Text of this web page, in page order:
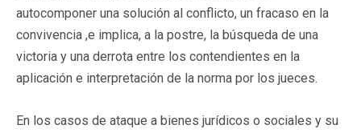
autocomponer una solución al conflicto, un fracaso en la
convivencia ,e implica, a la postre, la búsqueda de una
victoria y una derrota entre los contendientes en la
aplicación e interpretación de la norma por los jueces.
En los casos de ataque a bienes jurídicos o sociales y su